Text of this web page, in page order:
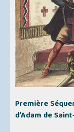
Première
d’Adam de